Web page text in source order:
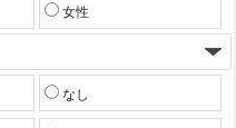
女性
なし